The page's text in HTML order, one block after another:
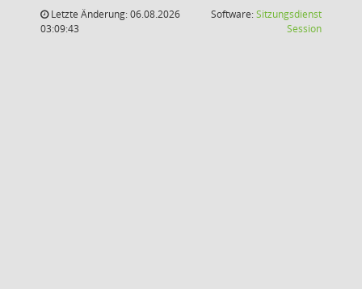
Letzte Änderung: 06.08.2026
03:09:43
Software:Sitzungsdienst
Session(Wird in